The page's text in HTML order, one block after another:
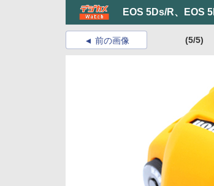
EOS 5Ds/R、EOS
前の画像 (5/5)